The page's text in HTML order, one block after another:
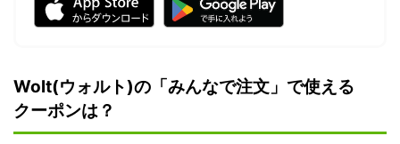
Wolt(ウォルト)の「みんなで注文」で使える
クーポンは？